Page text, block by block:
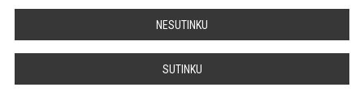
NESUTINKU
SUTINKU